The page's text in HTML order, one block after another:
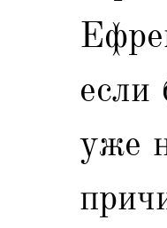
уже